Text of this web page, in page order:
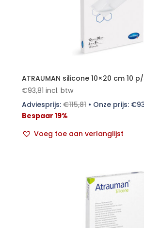
ATRAUMAN silicone 10×20 cm 10
€93,81 incl. btw
Adviesprijs:€115,81• Onze prijs: €
Bespaar 19%
Voeg toe aan verlanglijst